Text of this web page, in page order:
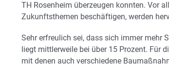
TH Rosenheim überzeugen konnten. Vor
Zukunftsthemen beschäftigen, werden
Sehr erfreulich sei, dass sich immer mehr
liegt mittlerweile bei über 15 Prozent. Für
mit denen auch verschiedene